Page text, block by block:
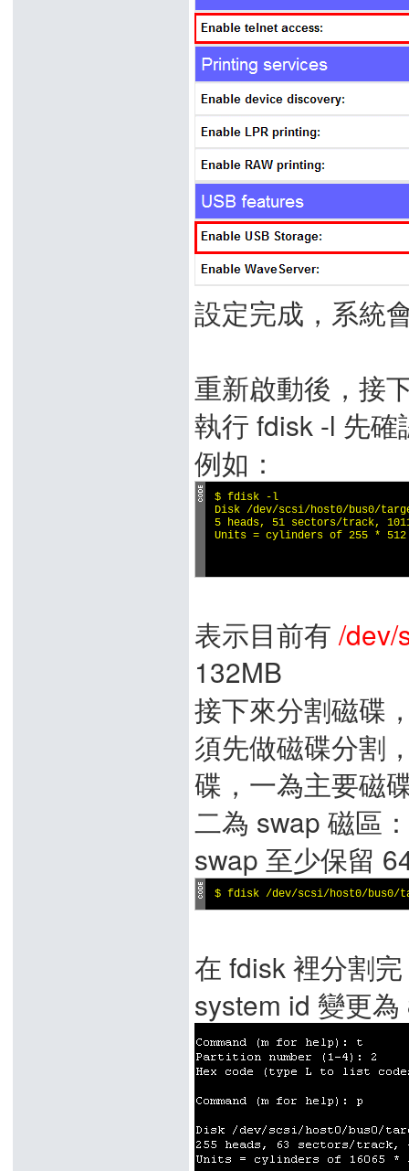
設定完成，系統
重新啟動後，接
執行 fdisk -l 先
例如：
$ fdisk -l
Disk /dev/scsi/host0/bus0/
5 heads, 51 sectors/track,
Units = cylinders of 255 * 512
表示目前有 /dev/
132MB
接下來分割磁碟
須先做磁碟分割
碟，一為主要磁
二為 swap 磁區
swap 至少保留
$ fdisk /dev/scsi/host0/bus0/
在 fdisk 裡分割
system id 變更為